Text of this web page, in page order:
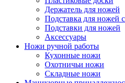
Держатель для ножей
Подставка для ножей
Подставки для ножей
Аксессуары
Ножи ручной работы
Кухонные ножи
Охотничьи ножи
Складные ножи